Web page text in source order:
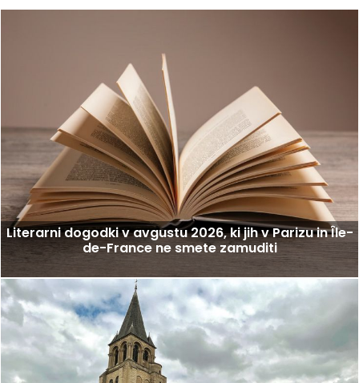
Literarni dogodki v avgustu 2026, ki jih v Parizu in Île-
de-France ne smete zamuditi